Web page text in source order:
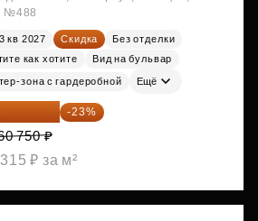
№488
3 кв 2027 Скидка
Без отделки
как хотите
Вид на бульвар
зона с гардеробной Ещё
778 ₽ -23%
750 ₽
₽ за м²